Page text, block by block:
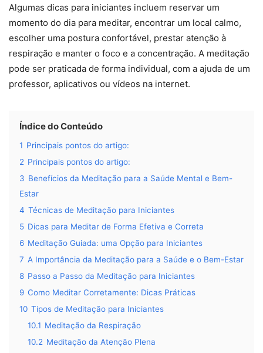
Algumas dicas para iniciantes incluem reservar um
momento do dia para meditar, encontrar um local calmo,
escolher uma postura confortável, prestar atenção à
respiração e manter o foco e a concentração. A meditação
pode ser praticada de forma individual, com a ajuda de um
professor, aplicativos ou vídeos na internet.
Índice do Conteúdo
1 Principais pontos do artigo:
2 Principais pontos do artigo:
3 Benefícios da Meditação para a Saúde Mental e Bem-
Estar
4 Técnicas de Meditação para Iniciantes
5 Dicas para Meditar de Forma Efetiva e Correta
6 Meditação Guiada: uma Opção para Iniciantes
7 A Importância da Meditação para a Saúde e o Bem-Estar
8 Passo a Passo da Meditação para Iniciantes
9 Como Meditar Corretamente: Dicas Práticas
10 Tipos de Meditação para Iniciantes
10.1 Meditação da Respiração
10.2 Meditação da Atenção Plena